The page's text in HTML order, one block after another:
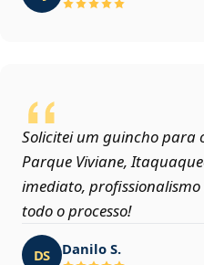
Solicitei um guincho para
Parque Viviane,
imediato,
todo o processo!
DS Danilo S.